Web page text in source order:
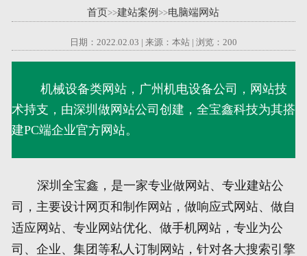
行业资讯
联系我们
域名查询
文本地图
首页>>建站案例>>电脑端网站
日期：2022.02.03 | 来源：本站 | 浏览： 200
机械设备类网站，广州机电设备公司，网站技
术持支，由深圳做网站公司创建，全宝鑫科技为其搭
建PC端企业官方网站。
深圳全宝鑫，是一家专业做网站、专业建站公
司，主要设计网页和制作网站，做响应式网站、做自
适应网站、专业网站优化、做手机网站，专业为公
司、企业、集团等私人订制网站，针对各大搜索引擎